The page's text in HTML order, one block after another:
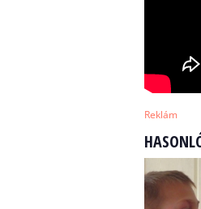
Reklám